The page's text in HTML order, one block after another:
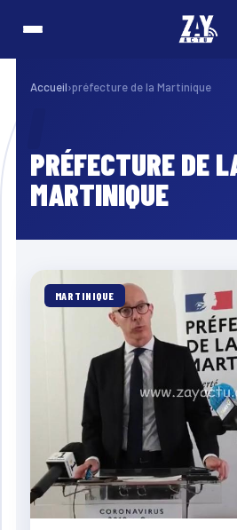
⚡ Breaking
opération de terrain pour retrouver les
Accueil›préfecture de la Martinique
PRÉFECTURE DE
MARTINIQUE
MARTINIQUE